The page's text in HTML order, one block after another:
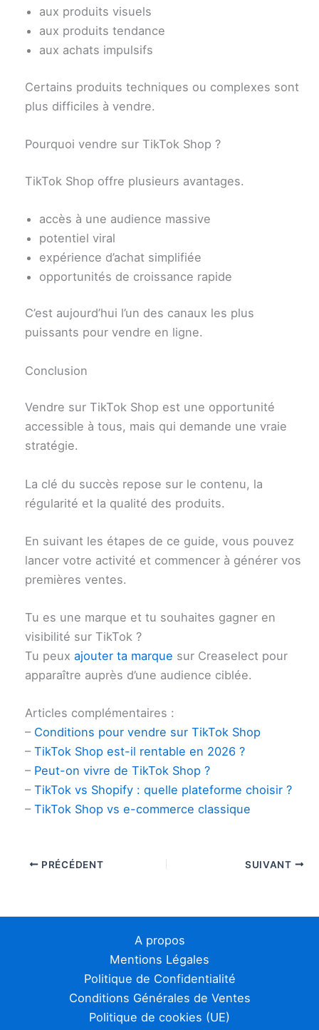
aux produits visuels
aux produits tendance
aux achats impulsifs
Certains produits techniques ou complexes sont
plus difficiles à vendre.
Pourquoi vendre sur TikTok Shop ?
TikTok Shop offre plusieurs avantages.
accès à une audience massive
potentiel viral
expérience d’achat simplifiée
opportunités de croissance rapide
C’est aujourd’hui l’un des canaux les plus
puissants pour vendre en ligne.
Conclusion
Vendre sur TikTok Shop est une opportunité
accessible à tous, mais qui demande une vraie
stratégie.
La clé du succès repose sur le contenu, la
régularité et la qualité des produits.
En suivant les étapes de ce guide, vous pouvez
lancer votre activité et commencer à générer vos
premières ventes.
Tu es une marque et tu souhaites gagner en
visibilité sur TikTok ?
Tu peuxajouter ta marque sur Creaselect pour
apparaître auprès d’une audience ciblée.
Articles complémentaires :
– Conditions pour vendre sur TikTok Shop
–TikTok Shop est-il rentable en 2026 ?
– Peut-on vivre de TikTok Shop ?
–TikTok vs Shopify : quelle plateforme choisir ?
–TikTok Shop vs e-commerce classique
PRÉCÉDENT SUIVANT
A propos
Mentions Légales
Politique de Confidentialité
Conditions Générales de Ventes
Politique de cookies (UE)